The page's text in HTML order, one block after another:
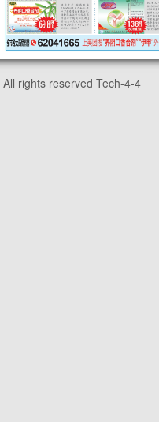
All rights reserved Tech-4-4